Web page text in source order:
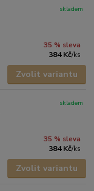
35 % sleva
384 Kč/ks
skladem
Zvolit variantu
35 % sleva
384 Kč/ks
skladem
Zvolit variantu